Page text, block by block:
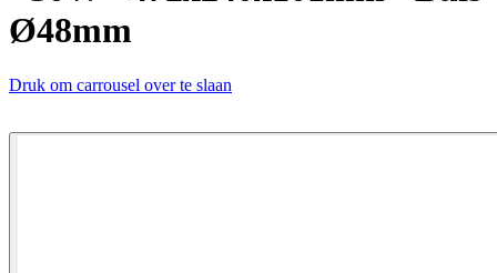
Ø48mm
Druk om carrousel over te slaan